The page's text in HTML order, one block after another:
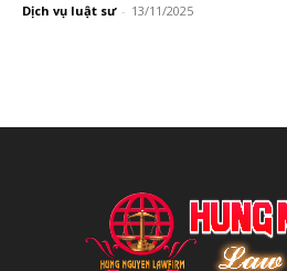
Dịch vụ luật sư - 13/11/2025